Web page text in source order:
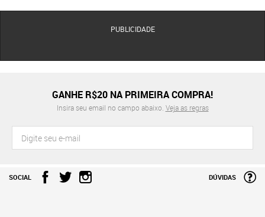
PUBLICIDADE
GANHE R$20 NA PRIMEIRA COMPRA!
Insira seu email no campo abaixo. Veja as regras
SOCIAL DÚVIDAS